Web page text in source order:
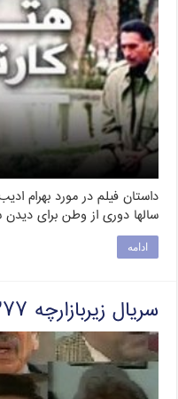
داستان فیلم در مورد بهرام
سالها دوری از وطن برای
ادامه
سریال زیربازارچه ۱۳۷۷